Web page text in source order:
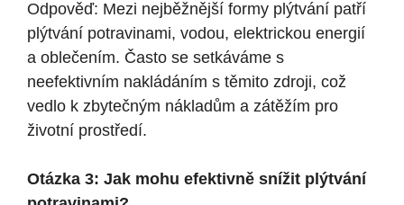
Odpověď: Mezi nejběžnější formy plýtvání patří
plýtvání potravinami, vodou, elektrickou energií
a oblečením. Často se setkáváme s
neefektivním nakládáním s těmito zdroji, což
vedlo k zbytečným nákladům a zátěžím pro
životní prostředí.
Otázka 3: Jak mohu efektivně snížit plýtvání